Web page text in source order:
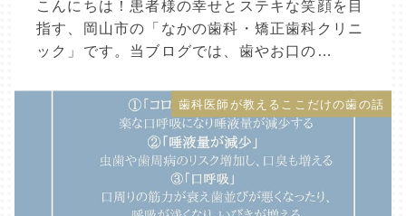
こんにちは！患者様の幸せとステキな笑顔を目
指す、岡山市の「なかの歯科・矯正歯科クリニ
ック」です。当ブログでは、歯やお口の…
歯科医師が教えるここだけの歯の話